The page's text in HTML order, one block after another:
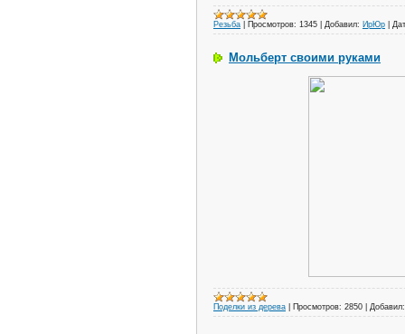
Резьба Просмотров: 1345 Добавил: ИрЮр
Мольберт своими руками
Поделки из дерева Просмотров: 2850 Добавил: